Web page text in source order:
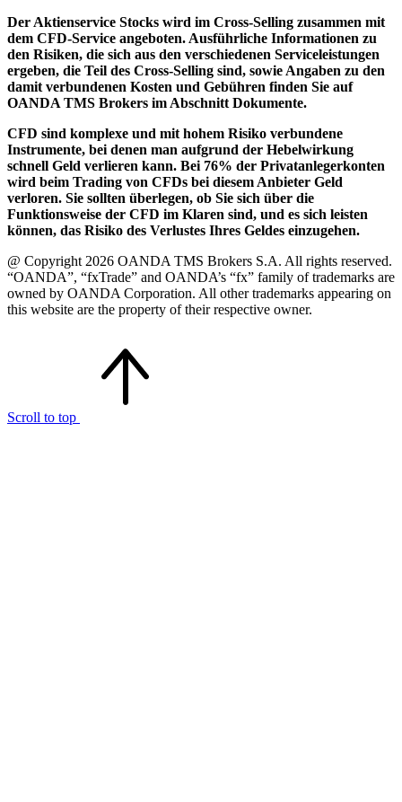
Der Aktienservice Stocks wird im Cross-Selling zusammen mit
dem CFD-Service angeboten. Ausführliche Informationen zu
den Risiken, die sich aus den verschiedenen Serviceleistungen
ergeben, die Teil des Cross-Selling sind, sowie Angaben zu den
damit verbundenen Kosten und Gebühren finden Sie auf
OANDA TMS Brokers im Abschnitt Dokumente.
CFD sind komplexe und mit hohem Risiko verbundene
Instrumente, bei denen man aufgrund der Hebelwirkung
schnell Geld verlieren kann. Bei 76% der Privatanlegerkonten
wird beim Trading von CFDs bei diesem Anbieter Geld
verloren. Sie sollten überlegen, ob Sie sich über die
Funktionsweise der CFD im Klaren sind, und es sich leisten
können, das Risiko des Verlustes Ihres Geldes einzugehen.
@ Copyright 2026 OANDA TMS Brokers S.A. All rights reserved.
“OANDA”, “fxTrade” and OANDA’s “fx” family of trademarks are
owned by OANDA Corporation. All other trademarks appearing on
this website are the property of their respective owner.
Scroll to top